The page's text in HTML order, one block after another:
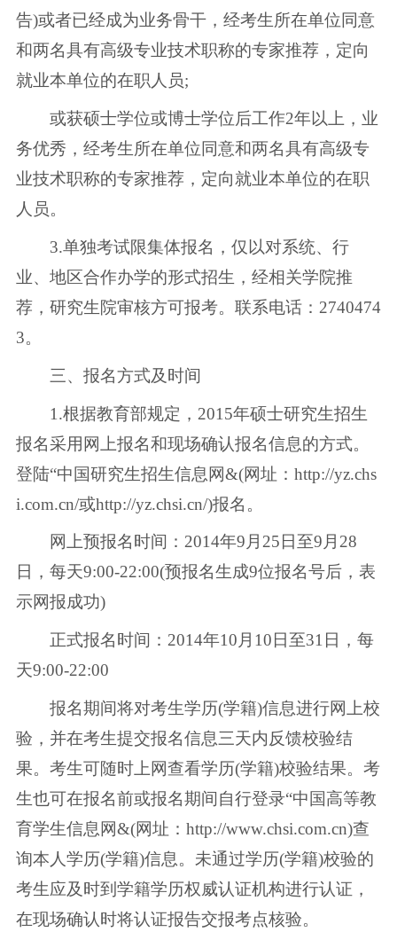
告)或者已经成为业务骨干，经考生所在单位同意
和两名具有高级专业技术职称的专家推荐，定向
就业本单位的在职人员;
或获硕士学位或博士学位后工作2年以上，业
务优秀，经考生所在单位同意和两名具有高级专
业技术职称的专家推荐，定向就业本单位的在职
人员。
3.单独考试限集体报名，仅以对系统、行
业、地区合作办学的形式招生，经相关学院推
荐，研究生院审核方可报考。联系电话：2740474
3。
三、报名方式及时间
1.根据教育部规定，2015年硕士研究生招生
报名采用网上报名和现场确认报名信息的方式。
登陆“中国研究生招生信息网&(网址：http://yz.chs
i.com.cn/或http://yz.chsi.cn/)报名。
网上预报名时间：2014年9月25日至9月28
日，每天9:00-22:00(预报名生成9位报名号后，表
示网报成功)
正式报名时间：2014年10月10日至31日，每
天9:00-22:00
报名期间将对考生学历(学籍)信息进行网上校
验，并在考生提交报名信息三天内反馈校验结
果。考生可随时上网查看学历(学籍)校验结果。考
生也可在报名前或报名期间自行登录“中国高等教
育学生信息网&(网址：http://www.chsi.com.cn)查
询本人学历(学籍)信息。未通过学历(学籍)校验的
考生应及时到学籍学历权威认证机构进行认证，
在现场确认时将认证报告交报考点核验。